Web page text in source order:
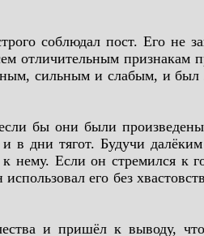
соблюдал пост. Его не
отличительным признакам
сильным и слабым, и
бы они были
в дни тягот. Будучи
нему. Если он стремился к
его без
и пришёл к выводу,